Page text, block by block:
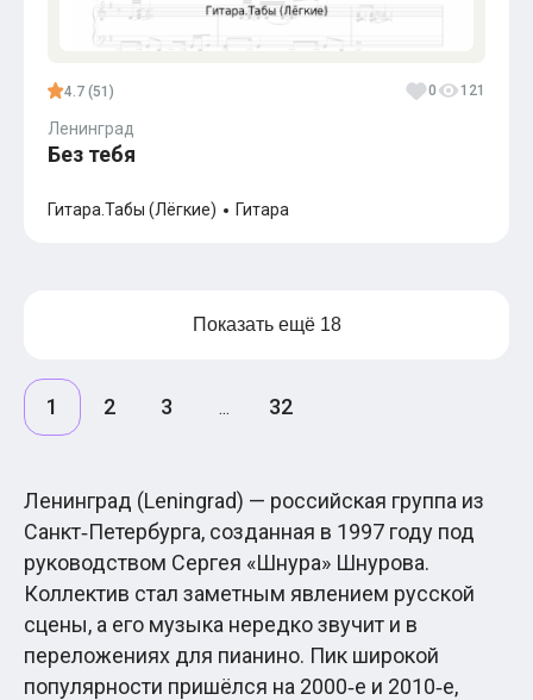
4.7 (51) 0 121
Ленинград
Без тебя
Гитара.Табы (Лёгкие) Гитара
Показать ещё 18
1 2 3 ... 32
Ленинград (Leningrad) — российская группа из
Санкт‑Петербурга, созданная в 1997 году под
руководством Сергея «Шнура» Шнурова.
Коллектив стал заметным явлением русской
сцены, а его музыка нередко звучит и в
переложениях для пианино. Пик широкой
популярности пришёлся на 2000‑е и 2010‑е,